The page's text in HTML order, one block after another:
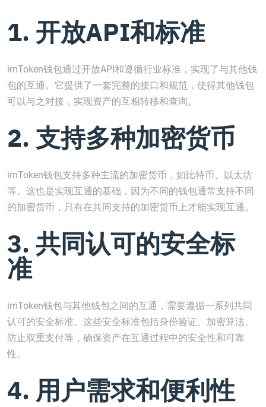
1. 开放API和标准
imToken钱包通过开放API和遵循行业标准，实现了与其他钱
包的互通。它提供了一套完整的接口和规范，使得其他钱包
可以与之对接，实现资产的互相转移和查询。
2. 支持多种加密货币
imToken钱包支持多种主流的加密货币，如比特币、以太坊
等。这也是实现互通的基础，因为不同的钱包通常支持不同
的加密货币，只有在共同支持的加密货币上才能实现互通。
3. 共同认可的安全标
准
imToken钱包与其他钱包之间的互通，需要遵循一系列共同
认可的安全标准。这些安全标准包括身份验证、加密算法、
防止双重支付等，确保资产在互通过程中的安全性和可靠
性。
4. 用户需求和便利性